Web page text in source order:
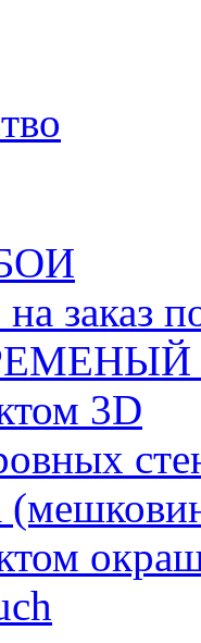
заказ
3D